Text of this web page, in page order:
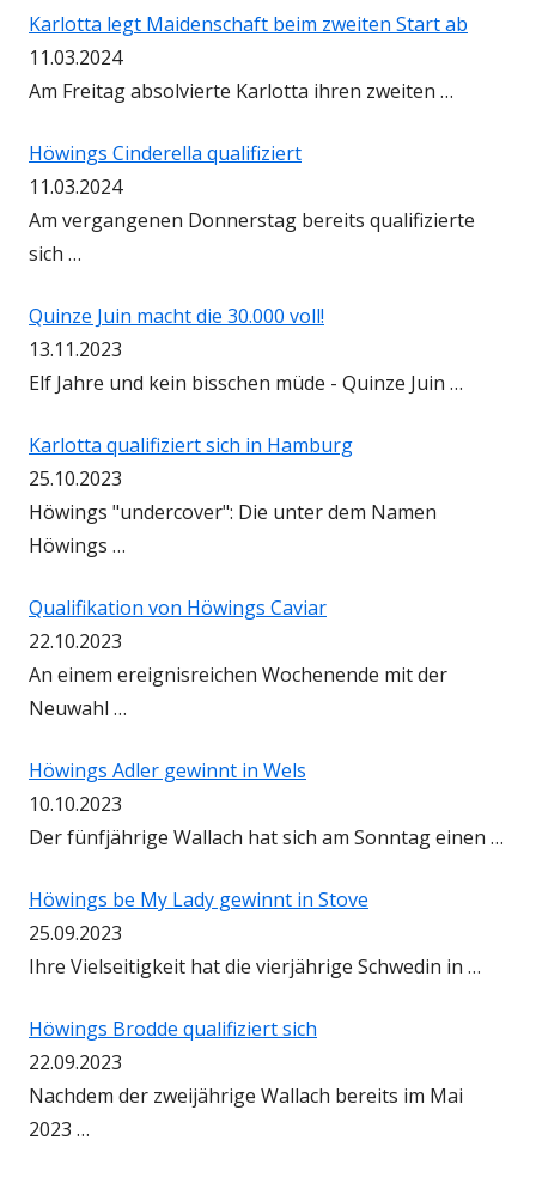
Karlotta legt Maidenschaft beim zweiten Start ab
11.03.2024
Am Freitag absolvierte Karlotta ihren zweiten …
Höwings Cinderella qualifiziert
11.03.2024
Am vergangenen Donnerstag bereits qualifizierte
sich …
Quinze Juin macht die 30.000 voll!
13.11.2023
Elf Jahre und kein bisschen müde - Quinze Juin …
Karlotta qualifiziert sich in Hamburg
25.10.2023
Höwings "undercover": Die unter dem Namen
Höwings …
Qualifikation von Höwings Caviar
22.10.2023
An einem ereignisreichen Wochenende mit der
Neuwahl …
Höwings Adler gewinnt in Wels
10.10.2023
Der fünfjährige Wallach hat sich am Sonntag einen …
Höwings be My Lady gewinnt in Stove
25.09.2023
Ihre Vielseitigkeit hat die vierjährige Schwedin in …
Höwings Brodde qualifiziert sich
22.09.2023
Nachdem der zweijährige Wallach bereits im Mai
2023 …